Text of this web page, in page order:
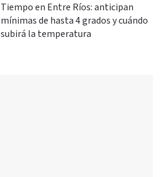
Tiempo en Entre Ríos: anticipan
mínimas de hasta 4 grados y cuándo
subirá la temperatura